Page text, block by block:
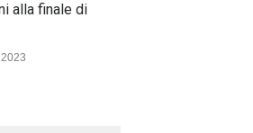
alla finale di